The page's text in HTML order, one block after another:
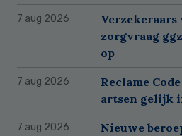
7 aug 2026
Verzekeraars
zorgvraag
op
7 aug 2026
Reclame
artsen gelijk
7 aug 2026
Nieuwe